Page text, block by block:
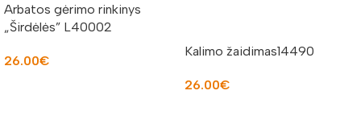
Arbatos gėrimo rinkinys
„Širdėlės” L40002
26.00€
Kalimo žaidimas14490
26.00€